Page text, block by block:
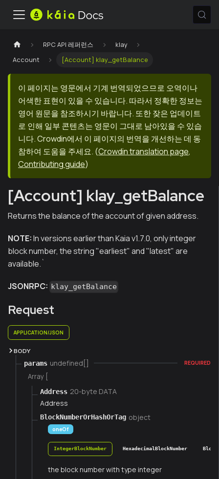
RPC API 레퍼런스
klay
Account
[Account] klay_getBalance
이 페이지는 영문에서 기계 번역되었으므로 오역이나
어색한 표현이 있을 수 있습니다. 따라서 정확한 정보는
영어 원문을 참조하시기 바랍니다. 또한 잦은 업데이트
로 인해 일부 콘텐츠는 영문이 그대로 남아있을 수 있습
니다. Crowdin에서 이 페이지의 번역을 개선하는 데 동
참하여 도움을 주세요. (Crowdin translation page,
Contributing guide)
[Account] klay_getBalance
Returns the balance of the account of given address.
NOTE:In versions earlier than Kaia v1.7.0, only integer
block number, the string "earliest" and "latest" are
available.`
JSONRPC: klay_getBalance
Request
APPLICATION/JSON
BODY
params undefined[] REQUIRED
Array [
Address 20-byte DATA
Address
BlockNumberOrHashOrTag object
oneOf
IntegerBlockNumber HexadecimalBlockNumber
the block number with type integer